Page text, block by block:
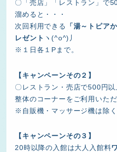
〇「売店」「レストラン」で
溜めると・・・
次回利用できる
「湯～トピア
レゼント ヽ(^o^)丿
※１日各１Pまで。
【キャンペーンその２】
〇レストラン・売店で500円以
整体のコーナーをご利用いただ
※自販機・マッサージ機は除く
【キャンペーンその３】
20時以降の入館は大人入館料